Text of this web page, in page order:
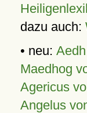
dazu auch:
• neu:
Maedhog
Agericus
Angelus